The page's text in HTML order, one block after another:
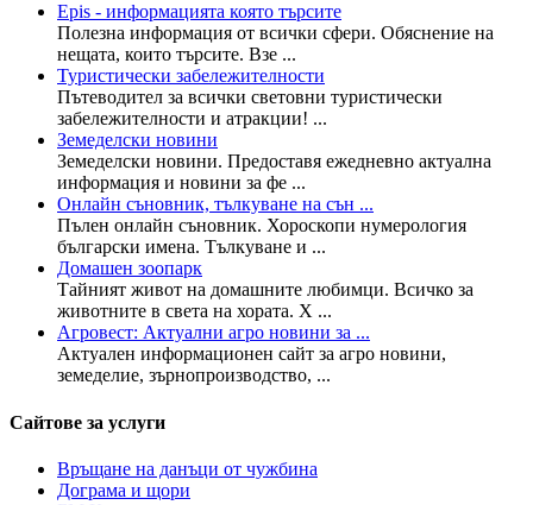
Epis - информацията която търсите
Полезна информация от всички сфери. Обяснение на
нещата, които търсите. Взе ...
Туристически забележителности
Пътеводител за всички световни туристически
забележителности и атракции! ...
Земеделски новини
Земеделски новини. Предоставя ежедневно актуална
информация и новини за фе ...
Онлайн съновник, тълкуване на сън ...
Пълен онлайн съновник. Хороскопи нумерология
български имена. Тълкуване и ...
Домашен зоопарк
Тайният живот на домашните любимци. Всичко за
животните в света на хората. Х ...
Агровест: Актуални агро новини за ...
Актуален информационен сайт за агро новини,
земеделие, зърнопроизводство, ...
Сайтове за услуги
Връщане на данъци от чужбина
Дограма и щори